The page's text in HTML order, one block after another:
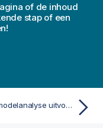
of de inhoud
stap of een
Snelle modelanalyse uitvoeren